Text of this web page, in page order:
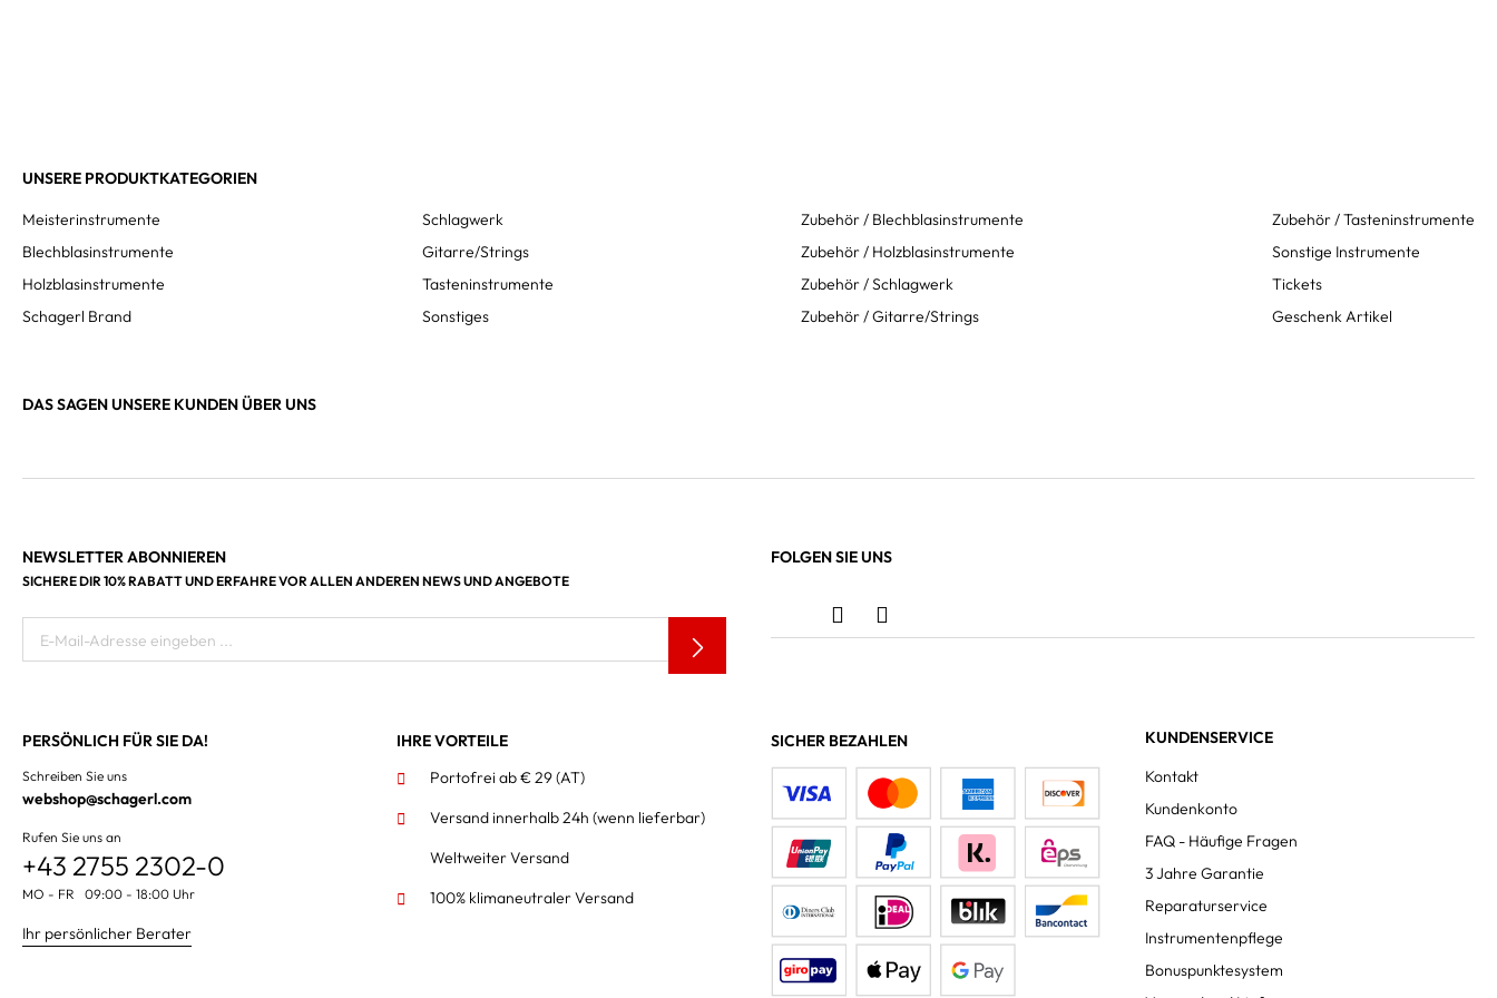
UNSERE PRODUKTKATEGORIEN
Meisterinstrumente
Blechblasinstrumente
Holzblasinstrumente
Schagerl Brand
Schlagwerk
Gitarre/Strings
Tasteninstrumente
Sonstiges
Zubehör / Blechblasinstrumente
Zubehör / Holzblasinstrumente
Zubehör / Schlagwerk
Zubehör / Gitarre/Strings
Zubehör / Tasteninstrumente
Sonstige Instrumente
Tickets
Geschenk Artikel
DAS SAGEN UNSERE KUNDEN ÜBER UNS
NEWSLETTER ABONNIEREN
SICHERE DIR 10% RABATT UND ERFAHRE VOR ALLEN ANDEREN NEWS UND ANGEBOTE
E-Mail-Adresse eingeben ...
FOLGEN SIE UNS
PERSÖNLICH FÜR SIE DA!
Schreiben Sie uns
webshop@schagerl.com
Rufen Sie uns an
+43 2755 2302-0
MO - FR 09:00 - 18:00 Uhr
Ihr persönlicher Berater
IHRE VORTEILE
Portofrei ab € 29 (AT)
Versand innerhalb 24h (wenn lieferbar)
Weltweiter Versand
100% klimaneutraler Versand
SICHER BEZAHLEN
KUNDENSERVICE
Kontakt
Kundenkonto
FAQ - Häufige Fragen
3 Jahre Garantie
Reparaturservice
Instrumentenpflege
Bonuspunktesystem